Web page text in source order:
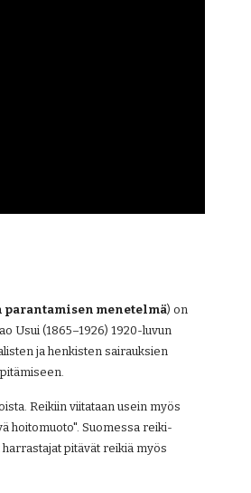
menetelmä) on
Usui (1865–1926) 1920-luvun
ja henkisten sairauksien
Reikiin viitataan usein myös
hoitomuoto". Suomessa reiki-
pitävät reikiä myös